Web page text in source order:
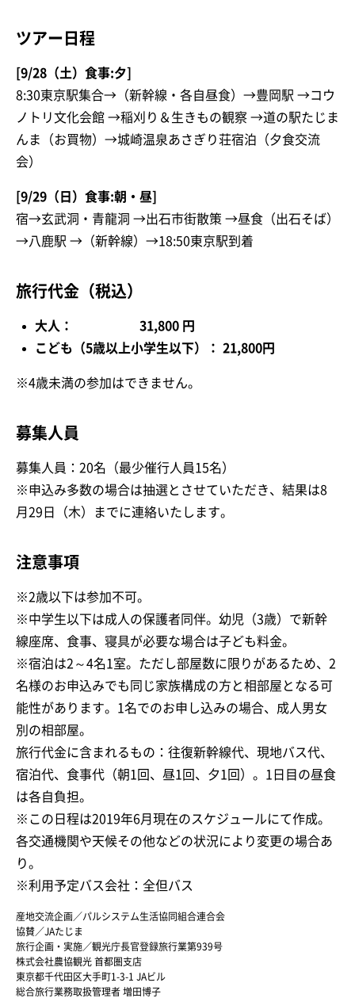
ツアー日程
[9/28（土）食事:夕]
8:30東京駅集合→（新幹線・各自昼食）→豊岡駅 →コウ
ノトリ文化会館 →稲刈り＆生きもの観察 →道の駅たじま
んま（お買物）→城崎温泉あさぎり荘宿泊（夕食交流
会）
[9/29（日）食事:朝・昼]
宿→玄武洞・青龍洞 →出石市街散策 →昼食（出石そば）
→八鹿駅 →（新幹線）→18:50東京駅到着
旅行代金（税込）
大人： 31,800 円
こども（5歳以上小学生以下）： 21,800円
※4歳未満の参加はできません。
募集人員
募集人員：20名（最少催行人員15名）
※申込み多数の場合は抽選とさせていただき、結果は8
月29日（木）までに連絡いたします。
注意事項
※2歳以下は参加不可。
※中学生以下は成人の保護者同伴。幼児（3歳）で新幹
線座席、食事、寝具が必要な場合は子ども料金。
※宿泊は2～4名1室。ただし部屋数に限りがあるため、2
名様のお申込みでも同じ家族構成の方と相部屋となる可
能性があります。1名でのお申し込みの場合、成人男女
別の相部屋。
旅行代金に含まれるもの：往復新幹線代、現地バス代、
宿泊代、食事代（朝1回、昼1回、夕1回）。1日目の昼食
は各自負担。
※この日程は2019年6月現在のスケジュールにて作成。
各交通機関や天候その他などの状況により変更の場合あ
り。
※利用予定バス会社：全但バス
産地交流企画／パルシステム生活協同組合連合会
協賛／JAたじま
旅行企画・実施／観光庁長官登録旅行業第939号
株式会社農協観光 首都圏支店
東京都千代田区大手町1-3-1 JAビル
総合旅行業務取扱管理者 増田博子